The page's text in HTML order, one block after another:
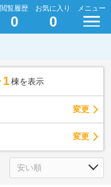
閲覧履歴
0
お気に入り
0
メニュー
1 棟を表示
変更
変更